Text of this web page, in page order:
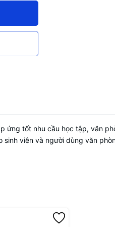
adapter
in 65W;
ứng tốt nhu cầu học tập, văn
sinh viên và người dùng văn